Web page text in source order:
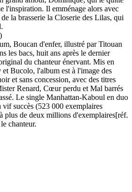
l'inspiration. Il emménage alors avec
la brasserie la Closerie des Lilas, qui
Boucan d'enfer, illustré par Titouan
les bacs, huit ans après le dernier
du chanteur énervant. Mis en
et Bucolo, l'album est à l'image des
et sans concession, avec des titres
Renard, Cœur perdu et Mal barrés
Le single Manhattan-Kaboul en duo
succès (523 000 exemplaires
plus de deux millions d'exemplaires[réf.
chanteur.